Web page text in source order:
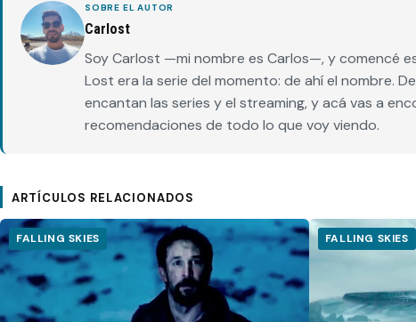
SOBRE EL AUTOR
Carlost
Soy Carlost —mi nombre es Carlos—, y comencé
Lost era la serie del momento: de ahí el nombre.
encantan las series y el streaming, y acá vas a
recomendaciones de todo lo que voy viendo.
ARTÍCULOS RELACIONADOS
FALLING SKIES FALLING SKIES